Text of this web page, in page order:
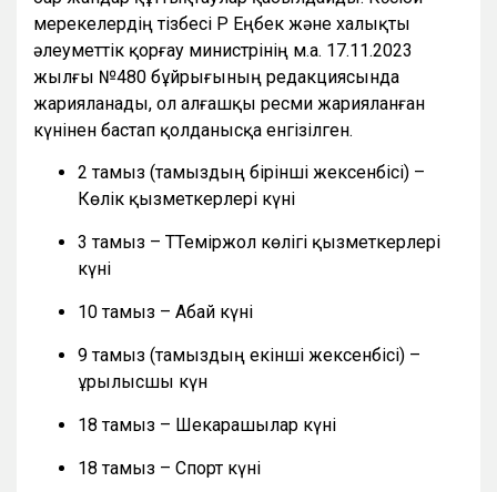
мерекелердің тізбесі ҚР Еңбек және халықты
әлеуметтік қорғау министрінің м.а. 17.11.2023
жылғы №480 бұйрығының редакциясында
жарияланады, ол алғашқы ресми жарияланған
күнінен бастап қолданысқа енгізілген.
2 тамыз (тамыздың бірінші жексенбісі) –
Көлік қызметкерлері күні
3 тамыз – ТТеміржол көлігі қызметкерлері
күні
10 тамыз – Абай күні
9 тамыз (тамыздың екінші жексенбісі) –
Құрылысшы күн
18 тамыз – Шекарашылар күні
18 тамыз – Спорт күні